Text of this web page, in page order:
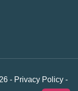
- Privacy Policy -